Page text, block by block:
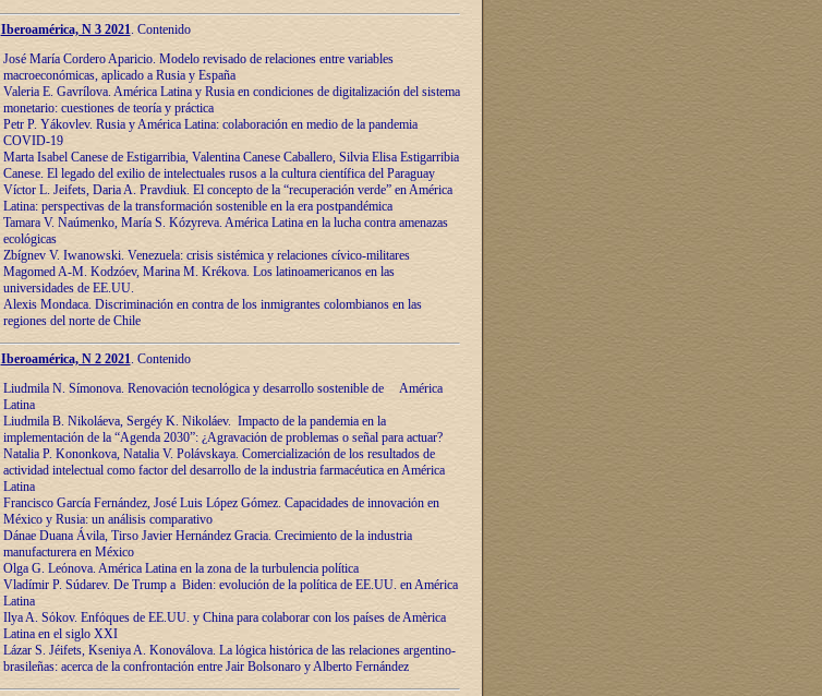
Iberoamérica, N 3 2021. Contenido
José María Cordero Aparicio. Modelo revisado de relaciones entre variables
macroeconómicas, aplicado a Rusia y España
Valeria E. Gavrílova. América Latina y Rusia en condiciones de digitalización del sistema
monetario: cuestiones de teoría y práctica
Petr P. Yákovlev. Rusia y América Latina: colaboración en medio de la pandemia
COVID-19
Marta Isabel Canese de Estigarribia, Valentina Canese Caballero, Silvia Elisa Estigarribia
Canese. El legado del exilio de intelectuales rusos a la cultura científica del Paraguay
Víctor L. Jeifets, Daria A. Pravdiuk. El concepto de la “recuperación verde” en América
Latina: perspectivas de la transformación sostenible en la era postpandémica
Tamara V. Naúmenko, María S. Kózyreva. América Latina en la lucha contra amenazas
ecológicas
Zbígnev V. Iwanowski. Venezuela: crisis sistémica y relaciones cívico-militares
Magomed A-M. Kodzóev, Marina M. Krékova. Los latinoamericanos en las
universidades de EE.UU.
Alexis Mondaca. Discriminación en contra de los inmigrantes colombianos en las
regiones del norte de Chile
Iberoamérica, N 2 2021. Contenido
Liudmila N. Símonova. Renovaciόn tecnolόgica y desarrollo sostenible de América
Latina
Liudmila B. Nikoláeva, Sergéy K. Nikoláev. Impacto de la pandemia en la
implementaciόn de la “Agenda 2030”: ¿Agravaciόn de problemas o señal para actuar?
Natalia P. Kononkova, Natalia V. Polávskaya. Comercializaciόn de los resultados de
actividad intelectual como factor del desarrollo de la industria farmacéutica en América
Latina
Francisco García Fernández, José Luis López Gómez. Capacidades de innovaciόn en
México y Rusia: un análisis comparativo
Dánae Duana Ávila, Tirso Javier Hernández Gracia. Crecimiento de la industria
manufacturera en México
Olga G. Leόnova. América Latina en la zona de la turbulencia política
Vladímir P. Súdarev. De Trump a Biden: evoluciόn de la política de EE.UU. en América
Latina
Ilya A. Sόkov. Enfόques de EE.UU. y China para colaborar con los países de Amèrica
Latina en el siglo XXI
Lázar S. Jéifets, Kseniya A. Konoválova. La lόgica histόrica de las relaciones argentino-
brasileñas: acerca de la confrontaciόn entre Jair Bolsonaro y Alberto Fernández